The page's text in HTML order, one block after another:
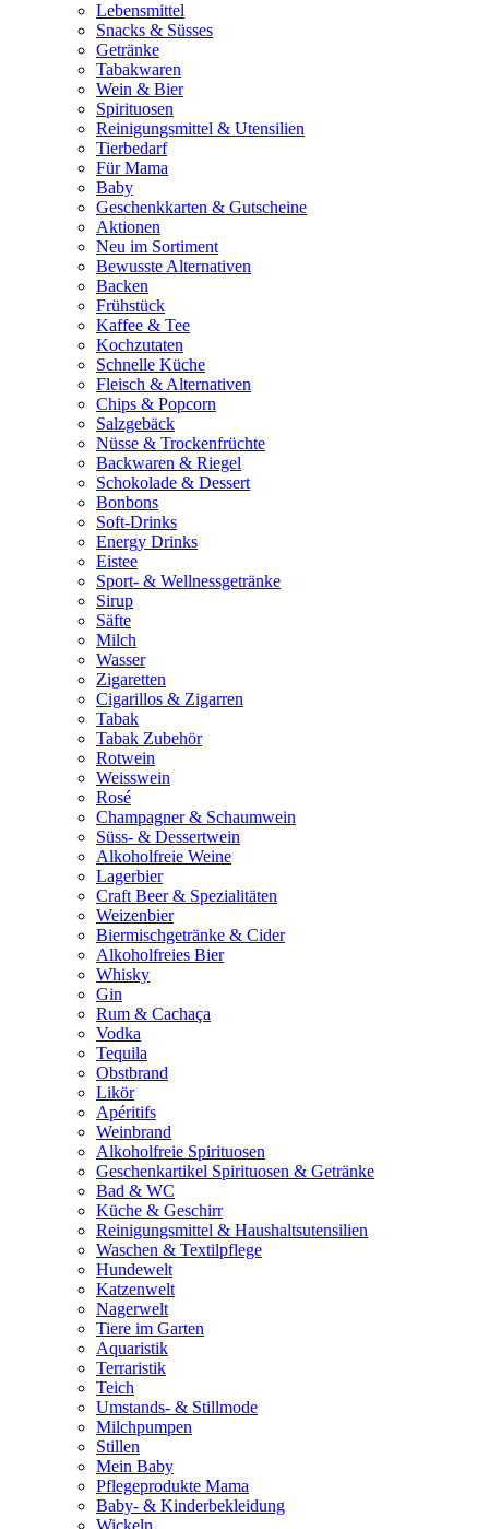
Lebensmittel
Snacks & Süsses
Getränke
Tabakwaren
Wein & Bier
Spirituosen
Reinigungsmittel & Utensilien
Tierbedarf
Für Mama
Baby
Geschenkkarten & Gutscheine
Aktionen
Neu im Sortiment
Bewusste Alternativen
Backen
Frühstück
Kaffee & Tee
Kochzutaten
Schnelle Küche
Fleisch & Alternativen
Chips & Popcorn
Salzgebäck
Nüsse & Trockenfrüchte
Backwaren & Riegel
Schokolade & Dessert
Bonbons
Soft-Drinks
Energy Drinks
Eistee
Sport- & Wellnessgetränke
Sirup
Säfte
Milch
Wasser
Zigaretten
Cigarillos & Zigarren
Tabak
Tabak Zubehör
Rotwein
Weisswein
Rosé
Champagner & Schaumwein
Süss- & Dessertwein
Alkoholfreie Weine
Lagerbier
Craft Beer & Spezialitäten
Weizenbier
Biermischgetränke & Cider
Alkoholfreies Bier
Whisky
Gin
Rum & Cachaça
Vodka
Tequila
Obstbrand
Likör
Apéritifs
Weinbrand
Alkoholfreie Spirituosen
Geschenkartikel Spirituosen & Getränke
Bad & WC
Küche & Geschirr
Reinigungsmittel & Haushaltsutensilien
Waschen & Textilpflege
Hundewelt
Katzenwelt
Nagerwelt
Tiere im Garten
Aquaristik
Terraristik
Teich
Umstands- & Stillmode
Milchpumpen
Stillen
Mein Baby
Pflegeprodukte Mama
Baby- & Kinderbekleidung
Wickeln